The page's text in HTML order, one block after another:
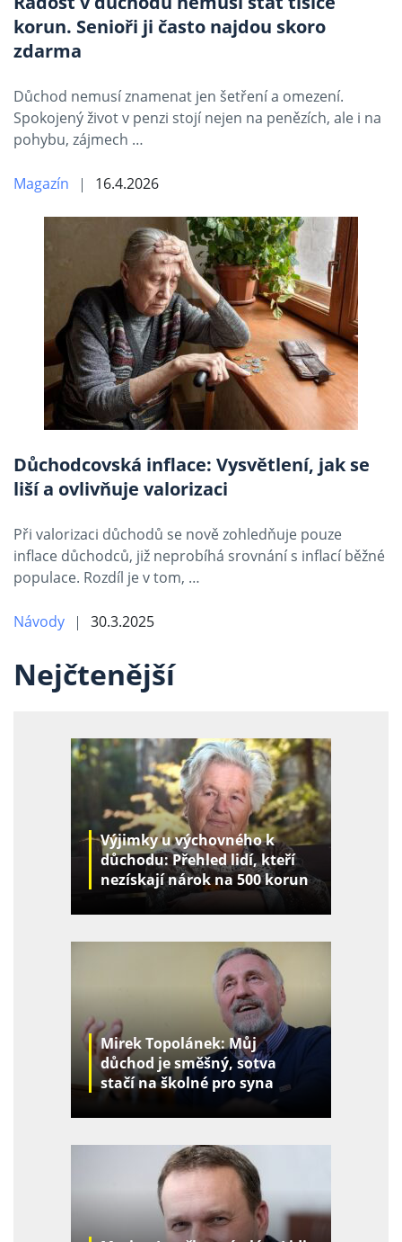
korun. Senioři ji často najdou skoro
zdarma
Důchod nemusí znamenat jen šetření a omezení.
Spokojený život v penzi stojí nejen na penězích, ale i na
pohybu, zájmech …
Magazín 16.4.2026
Důchodcovská inflace: Vysvětlení, jak se
liší a ovlivňuje valorizaci
Při valorizaci důchodů se nově zohledňuje pouze
inflace důchodců, již neprobíhá srovnání s inflací běžné
populace. Rozdíl je v tom, …
Návody 30.3.2025
Nejčtenější
Výjimky u výchovného k
důchodu: Přehled lidí, kteří
nezískají nárok na 500 korun
za děti
Mirek Topolánek: Můj
důchod je směšný, sotva
stačí na školné pro syna